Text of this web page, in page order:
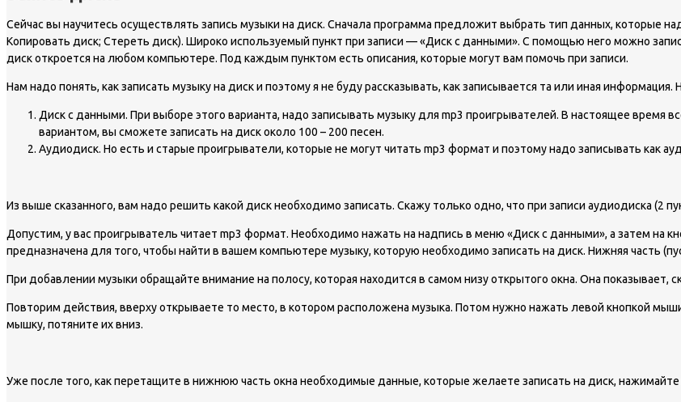
Сейчас вы научитесь осуществлять запись музыки на диск. Сначала программа предложит выбрать тип данных, которые
Копировать диск; Стереть диск). Широко используемый пункт при записи — «Диск с данными». С помощью него можно
диск откроется на любом компьютере. Под каждым пунктом есть описания, которые могут вам помочь при записи.
Нам надо понять, как записать музыку на диск и поэтому я не буду рассказывать, как записывается та или иная информация.
Диск с данными. При выборе этого варианта, надо записывать музыку для mp3 проигрывателей. В настоящее время
вариантом, вы сможете записать на диск около 100 – 200 песен.
Аудиодиск. Но есть и старые проигрыватели, которые не могут читать mp3 формат и поэтому надо записывать как
Из выше сказанного, вам надо решить какой диск необходимо записать. Скажу только одно, что при записи аудиодиска (2
Допустим, у вас проигрыватель читает mp3 формат. Необходимо нажать на надпись в меню «Диск с данными», а затем на
предназначена для того, чтобы найти в вашем компьютере музыку, которую необходимо записать на диск. Нижняя часть
При добавлении музыки обращайте внимание на полосу, которая находится в самом низу открытого окна. Она показывает,
Повторим действия, вверху открываете то место, в котором расположена музыка. Потом нужно нажать левой кнопкой
мышку, потяните их вниз.
Уже после того, как перетащите в нижнюю часть окна необходимые данные, которые желаете записать на диск, нажимайте